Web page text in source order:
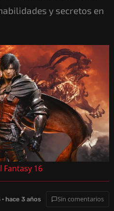
y secretos en
Fantasy 16
hace 3 años Sin comentarios